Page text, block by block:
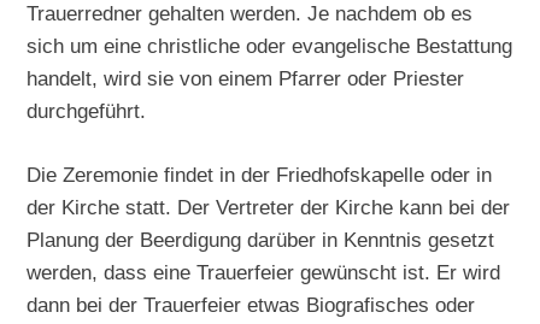
Trauerredner gehalten werden. Je nachdem ob es
sich um eine christliche oder evangelische Bestattung
handelt, wird sie von einem Pfarrer oder Priester
durchgeführt.
Die Zeremonie findet in der Friedhofskapelle oder in
der Kirche statt. Der Vertreter der Kirche kann bei der
Planung der Beerdigung darüber in Kenntnis gesetzt
werden, dass eine Trauerfeier gewünscht ist. Er wird
dann bei der Trauerfeier etwas Biografisches oder